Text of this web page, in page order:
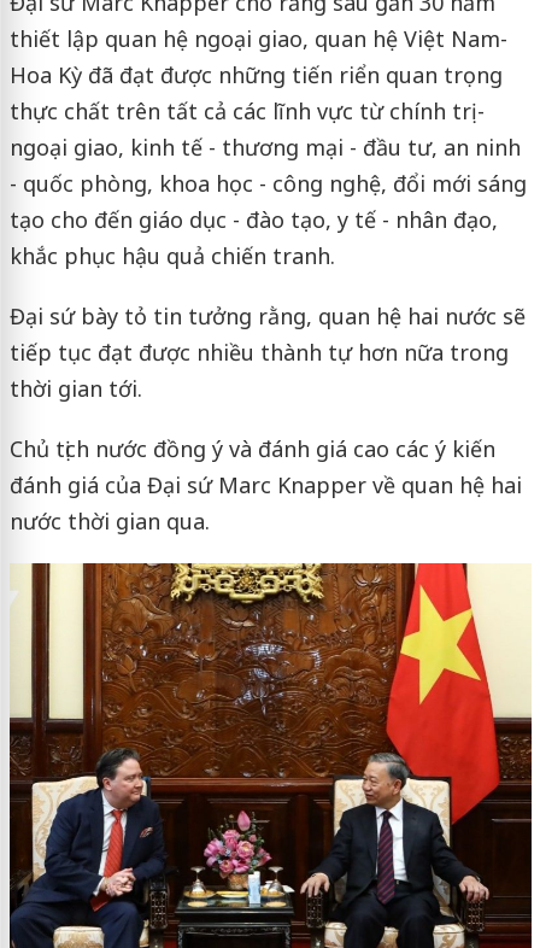
thiết lập quan hệ ngoại giao, quan hệ Việt Nam-
Hoa Kỳ đã đạt được những tiến riển quan trọng
thực chất trên tất cả các lĩnh vực từ chính trị -
ngoại giao, kinh tế - thương mại - đầu tư, an ninh
- quốc phòng, khoa học - công nghệ, đổi mới sáng
tạo cho đến giáo dục - đào tạo, y tế - nhân đạo,
khắc phục hậu quả chiến tranh.
Đại sứ bày tỏ tin tưởng rằng, quan hệ hai nước sẽ
tiếp tục đạt được nhiều thành tự hơn nữa trong
thời gian tới.
Chủ tịch nước đồng ý và đánh giá cao các ý kiến
đánh giá của Đại sứ Marc Knapper về quan hệ hai
nước thời gian qua.